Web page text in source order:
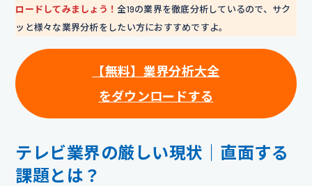
ロードしてみましょう！全19の業界を徹底分析しているので、サク
ッと様々な業界分析をしたい方におすすめですよ。
【無料】業界分析大全
をダウンロードする
テレビ業界の厳しい現状｜直面する
課題とは？